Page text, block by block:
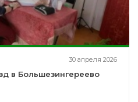
30 апреля 2026
в Большезингереево